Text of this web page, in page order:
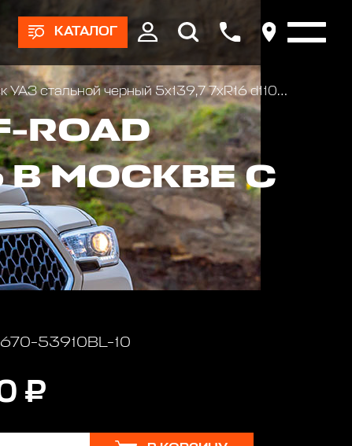
КАТАЛОГ
стальной черный 5x139,7 7xR16 d110 ET-10
В МОСКВЕ С
53910BL-10
₽